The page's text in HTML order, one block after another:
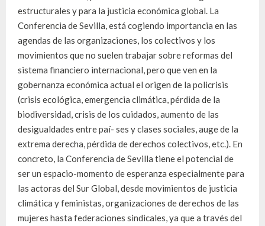
estructurales y para la justicia económica global. La
Conferencia de Sevilla, está cogiendo importancia en las
agendas de las organizaciones, los colectivos y los
movimientos que no suelen trabajar sobre reformas del
sistema financiero internacional, pero que ven en la
gobernanza económica actual el origen de la policrisis
(crisis ecológica, emergencia climática, pérdida de la
biodiversidad, crisis de los cuidados, aumento de las
desigualdades entre paí- ses y clases sociales, auge de la
extrema derecha, pérdida de derechos colectivos, etc.). En
concreto, la Conferencia de Sevilla tiene el potencial de
ser un espacio-momento de esperanza especialmente para
las actoras del Sur Global, desde movimientos de justicia
climática y feministas, organizaciones de derechos de las
mujeres hasta federaciones sindicales, ya que a través del